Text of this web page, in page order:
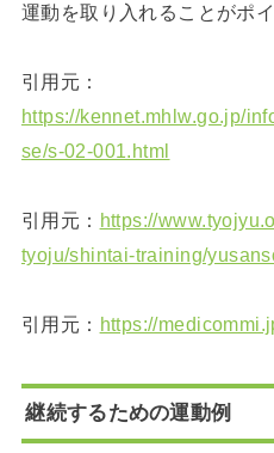
運動を取り入れることがポ
引用元：
https://kennet.mhlw.go.jp/
se/s-02-001.html
引用元： https://
tyoju/shintai-training/
引用元： https://
継続するための運動例